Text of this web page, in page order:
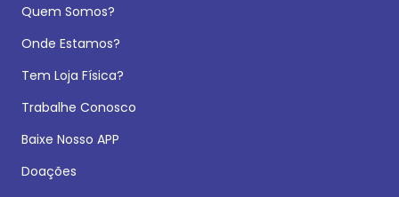
Quem Somos?
Onde Estamos?
Tem Loja Física?
Trabalhe Conosco
Baixe Nosso APP
Doações